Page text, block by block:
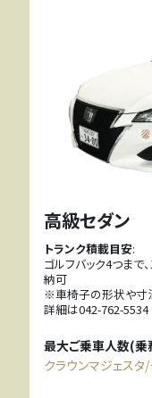
高級セダン
トランク積載目安:
ゴルフバック4つまで
納可
※車椅子の形状や寸
詳細は042-762-5534
最大ご乗車人数(乗
クラウンマジェスタ